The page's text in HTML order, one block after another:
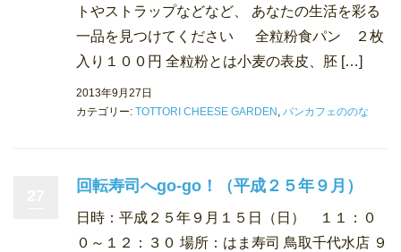
トやストラップなどなど、 あなたの生活を彩る
一品を見つけてください 全粒粉食パン ２枚
入り１００円 全粒粉とは小麦の表皮、胚 […]
2013年9月27日
カテゴリー: TOTTORI CHEESE GARDEN , パンカフェののな
回転寿司へgo-go！（平成２５年９月）
日時：平成２５年９月１５日（日） １１：０
０～１２：３０ 場所：はま寿司 鳥取千代水店 ９